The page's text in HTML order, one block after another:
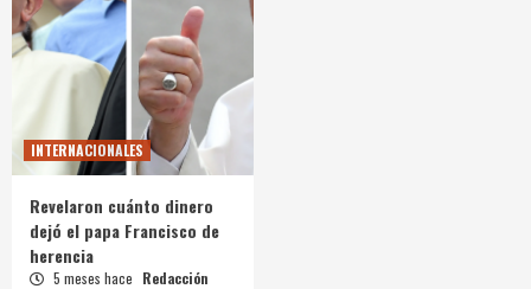
INTERNACIONALES
Revelaron cuánto dinero
dejó el papa Francisco de
herencia
5 meses hace Redacción